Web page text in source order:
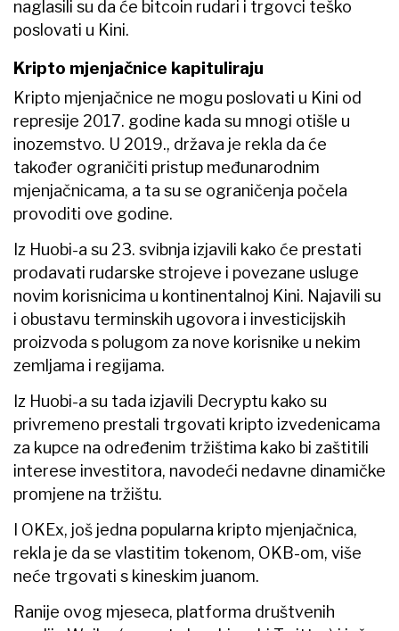
naglasili su da će bitcoin rudari i trgovci teško
poslovati u Kini.
Kripto mjenjačnice kapituliraju
Kripto mjenjačnice ne mogu poslovati u Kini od
represije 2017. godine kada su mnogi otišle u
inozemstvo. U 2019., država je rekla da će
također ograničiti pristup međunarodnim
mjenjačnicama, a ta su se ograničenja počela
provoditi ove godine.
Iz Huobi-a su 23. svibnja izjavili kako će prestati
prodavati rudarske strojeve i povezane usluge
novim korisnicima u kontinentalnoj Kini. Najavili su
i obustavu terminskih ugovora i investicijskih
proizvoda s polugom za nove korisnike u nekim
zemljama i regijama.
Iz Huobi-a su tada izjavili Decryptu kako su
privremeno prestali trgovati kripto izvedenicama
za kupce na određenim tržištima kako bi zaštitili
interese investitora, navodeći nedavne dinamičke
promjene na tržištu.
I OKEx, još jedna popularna kripto mjenjačnica,
rekla je da se vlastitim tokenom, OKB-om, više
neće trgovati s kineskim juanom.
Ranije ovog mjeseca, platforma društvenih